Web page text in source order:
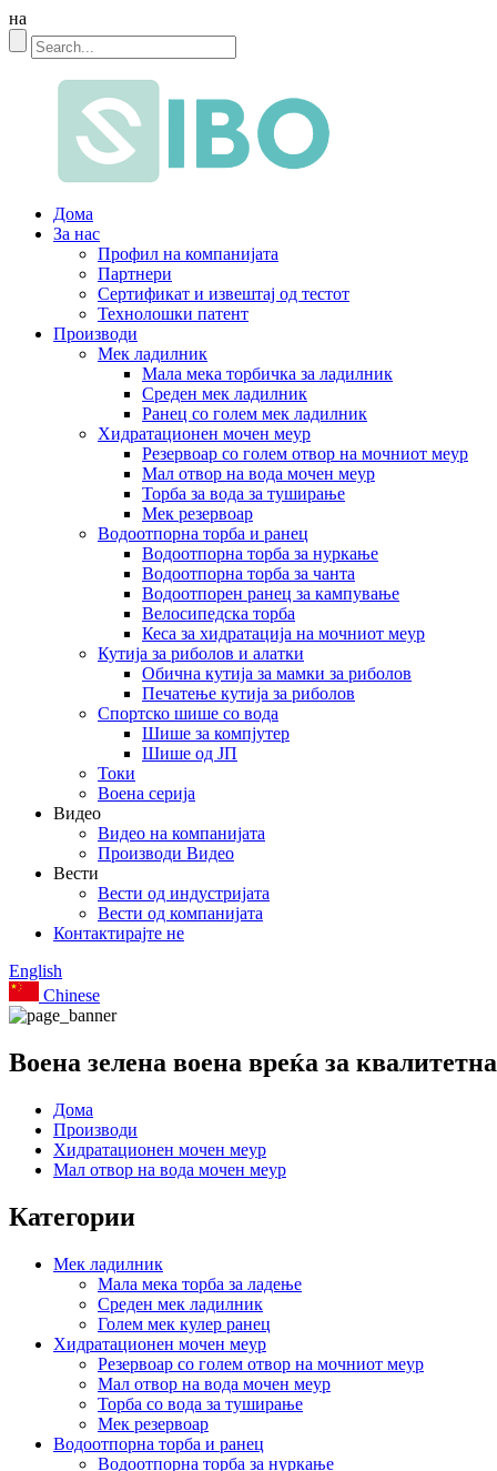
на
Дома
За нас
Профил на компанијата
Партнери
Сертификат и извештај од тестот
Технолошки патент
Производи
Мек ладилник
Мала мека торбичка за ладилник
Среден мек ладилник
Ранец со голем мек ладилник
Хидратационен мочен меур
Резервоар со голем отвор на мочниот меур
Мал отвор на вода мочен меур
Торба за вода за туширање
Мек резервоар
Водоотпорна торба и ранец
Водоотпорна торба за нуркање
Водоотпорна торба за чанта
Водоотпорен ранец за кампување
Велосипедска торба
Кеса за хидратација на мочниот меур
Кутија за риболов и алатки
Обична кутија за мамки за риболов
Печатење кутија за риболов
Спортско шише со вода
Шише за компјутер
Шише од ЈП
Токи
Воена серија
Видео
Видео на компанијата
Производи Видео
Вести
Вести од индустријата
Вести од компанијата
Контактирајте не
English
Chinese
Воена зелена воена вреќа за
Дома
Производи
Хидратационен мочен меур
Мал отвор на вода мочен меур
Категории
Мек ладилник
Мала мека торба за ладење
Среден мек ладилник
Голем мек кулер ранец
Хидратационен мочен меур
Резервоар со голем отвор на мочниот меур
Мал отвор на вода мочен меур
Торба со вода за туширање
Мек резервоар
Водоотпорна торба и ранец
Водоотпорна торба за нуркање